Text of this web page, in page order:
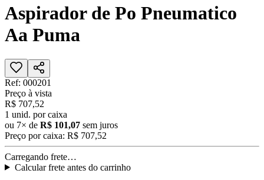
Aspirador de Po Pneumatico
Aa Puma
Ref: 000201
Preço à vista
R$ 707,52
1 unid. por caixa
ou 7× de R$ 101,07 sem juros
Preço por caixa: R$ 707,52
Carregando frete…
Calcular frete antes do carrinho